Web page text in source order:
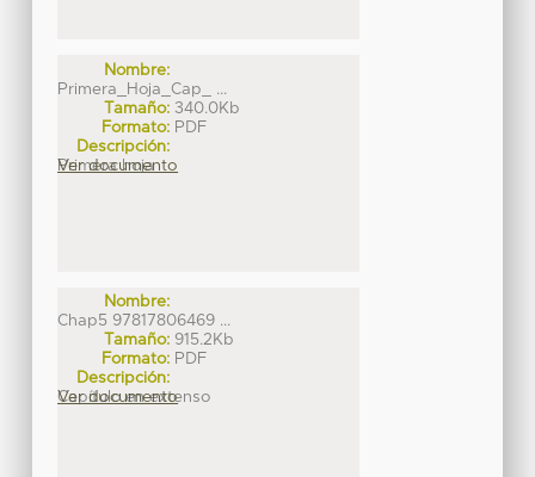
Nombre:
Primera_Hoja_Cap_ ...
Tamaño: 340.0Kb
Formato: PDF
Descripción:
Primera hoja
Ver documento
Nombre:
Chap5 97817806469 ...
Tamaño: 915.2Kb
Formato: PDF
Descripción:
Capítulo en extenso
Ver documento